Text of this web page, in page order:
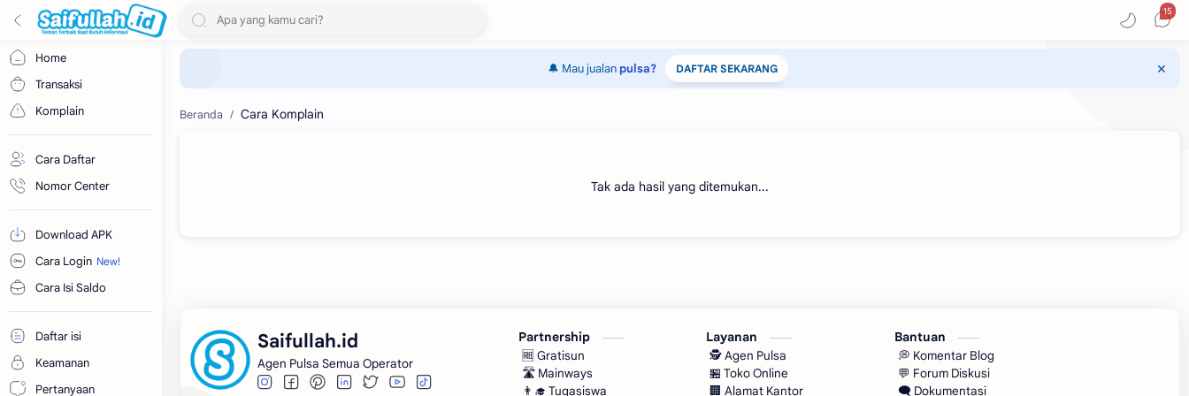
15
Home
Transaksi
Komplain
Cara Daftar
Nomor Center
Download APK
Cara Login
Cara Isi Saldo
Daftar isi
Keamanan
Pertanyaan
🔔 Mau jualan pulsa? DAFTAR SEKARANG
Cara Komplain
Tak ada hasil yang ditemukan...
Saifullah.id
Agen Pulsa Semua Operator
Partnership
🆓 Gratisun
🛣️ Mainways
👨‍🎓 Tugasiswa
Layanan
🕵 Agen Pulsa
🏪 Toko Online
🏢 Alamat Kantor
Bantuan
💭 Komentar Blog
💬 Forum Diskusi
🗨️ Dokumentasi